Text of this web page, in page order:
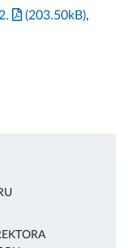
2. (203.50kB),